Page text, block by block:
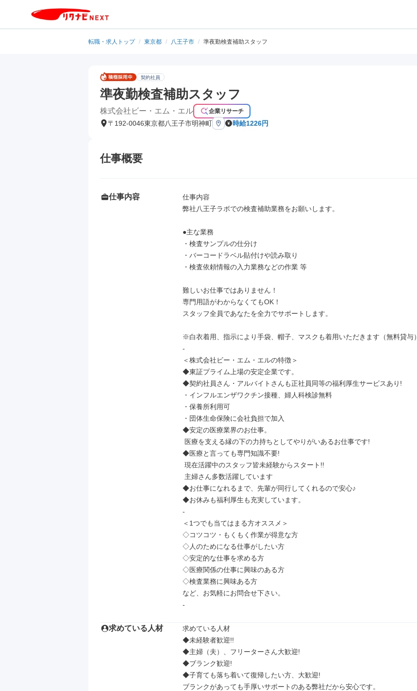
転職・求人トップ / 東京都 / 八王子市 / 準夜勤検査補助スタッフ
契約社員
準夜勤検査補助スタッフ
株式会社ビー・エム・エル 企業リサーチ
〒192-0046東京都八王子市明神町 時給1226円
仕事概要
仕事内容
仕事内容
弊社八王子ラボでの検査補助業務をお願いします。
●主な業務
・検査サンプルの仕分け
・バーコードラベル貼付けや読み取り
・検査依頼情報の入力業務などの作業 等
難しいお仕事ではありません！
専門用語がわからなくてもOK！
スタッフ全員であなたを全力でサポートします。
※白衣着用、指示により手袋、帽子、マスクも着用いただきます（無料貸与）
-
＜株式会社ビー・エム・エルの特徴＞
◆東証プライム上場の安定企業です。
◆契約社員さん・アルバイトさんも正社員同等の福利厚生サービスあり!
・インフルエンザワクチン接種、婦人科検診無料
・保養所利用可
・団体生命保険に会社負担で加入
◆安定の医療業界のお仕事。
◆医療と言っても専門知識不要!
◆お仕事になれるまで、先輩が同行してくれるので安心♪
◆お休みも福利厚生も充実しています。
-
＜1つでも当てはまる方オススメ＞
◇コツコツ・もくもく作業が得意な方
◇人のためになる仕事がしたい方
◇安定的な仕事を求める方
◇医療関係の仕事に興味のある方
◇検査業務に興味ある方
など、お気軽にお問合せ下さい。
-
求めている人材
求めている人材
◆未経験者歓迎!!
◆主婦（夫）、フリーターさん大歓迎!
◆ブランク歓迎!
◆子育ても落ち着いて復帰したい方、大歓迎!
ブランクがあっても手厚いサポートのある弊社だから安心です。